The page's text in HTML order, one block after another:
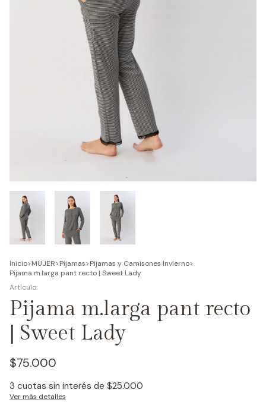
Inicio>MUJER>Pijamas>Pijamas y Camisones Invierno>
Pijama m.larga pant recto | Sweet Lady
Pijama m.larga pant recto
| Sweet Lady
$75.000
3 cuotas sin interés de $25.000
Ver más detalles